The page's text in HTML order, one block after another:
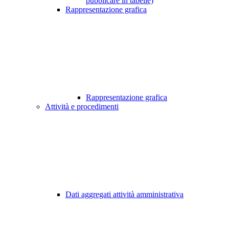
Rappresentazione grafica
Rappresentazione grafica
Attività e procedimenti
Dati aggregati attività amministrativa